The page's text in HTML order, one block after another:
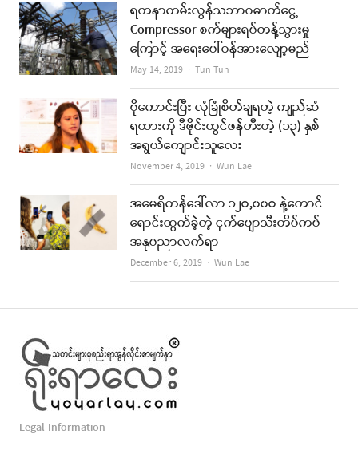
ရတနာကမ်းလွန်သဘာဝဓာတ်ငွေ့
Compressor စက်များရပ်တန့်သွားမှု
ကြောင့် အရေးပေါ်ဝန်အားလျော့မည်
May 14, 2019 Author
Tun Tun
ပိုကောင်းပြီး လုံခြုံစိတ်ချရတဲ့ ကျည်ဆံ
ရထားကို ဒီဇိုင်းထွင်ဖန်တီးတဲ့ (၁၃) နှစ်
အရွယ်ကျောင်းသူလေး
November 4, 2019 Author
Wun Lae
အမေရိကန်ဒေါ်လာ ၁၂၀,၀၀၀ နဲ့တောင်
ရောင်းထွက်ခဲ့တဲ့ ငှက်ပျောသီးတိပ်ကပ်
အနုပညာလက်ရာ
December 6, 2019 Author
Wun Lae
Legal Information